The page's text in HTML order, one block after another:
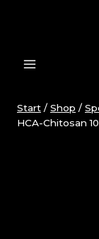
Start / Shop /
HCA-Chitosan